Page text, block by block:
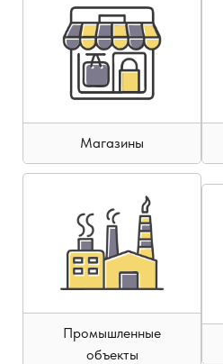
Магазины
Промышленные
объекты